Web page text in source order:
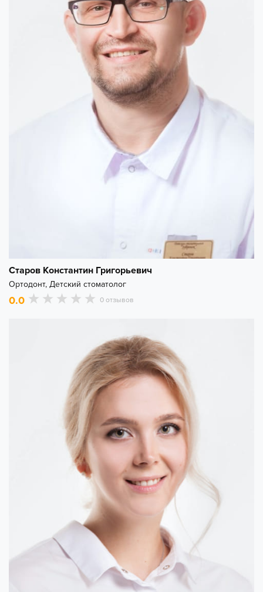
Старов Константин Григорьевич
Ортодонт, Детский стоматолог
0.0 0 отзывов